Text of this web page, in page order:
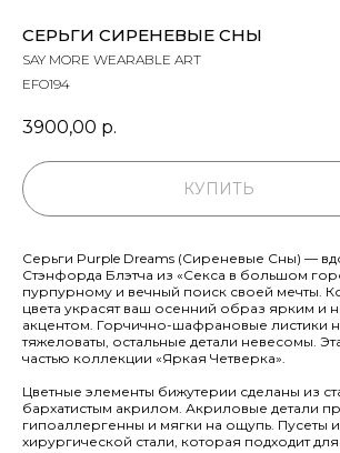
СЕРЬГИ СИРЕНЕВЫЕ СНЫ
SAY MORE WEARABLE ART
EFO194
3900,00 р.
КУПИТЬ
Серьги Purple Dreams (Сиреневые Сны) —
Стэнфорда Блэтча из «Секса в большом
пурпурному и вечный поиск своей мечты.
цвета украсят ваш осенний образ ярким и
акцентом. Горчично-шафрановые листики
тяжеловаты, остальные детали невесомы.
частью коллекции «Яркая Четверка».
Цветные элементы бижутерии сделаны из
бархатистым акрилом. Акриловые детали
гипоаллергенны и мягки на ощупь. Пусеты
хирургической стали, которая подходит для